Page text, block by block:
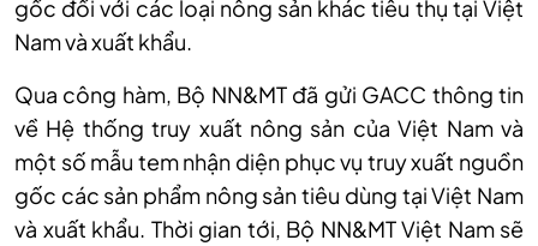
gốc đối với các loại nông sản khác tiêu thụ tại Việt
Nam và xuất khẩu.
Qua công hàm, Bộ NN&MT đã gửi GACC thông tin
về Hệ thống truy xuất nông sản của Việt Nam và
một số mẫu tem nhận diện phục vụ truy xuất nguồn
gốc các sản phẩm nông sản tiêu dùng tại Việt Nam
và xuất khẩu. Thời gian tới, Bộ NN&MT Việt Nam sẽ